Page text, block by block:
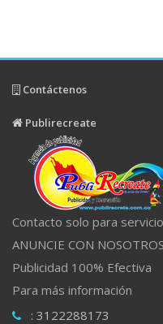
Contáctenos
Publirecreate
Contacto solo para
ANUNCIE CON NOSOTROS
Publicidad 100% Efectiva
Para más información
: 3122288173